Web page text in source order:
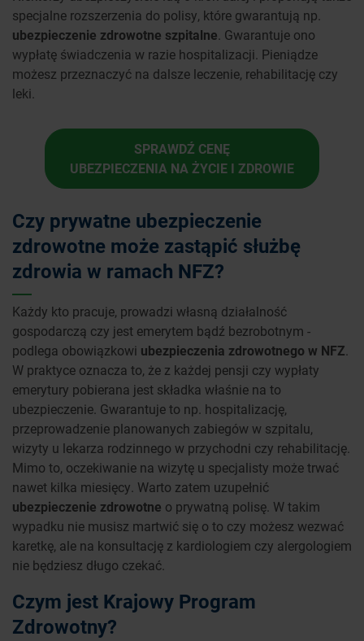
specjalne rozszerzenia do polisy, które gwarantują np.
ubezpieczenie zdrowotne szpitalne. Gwarantuje ono
wypłatę świadczenia w razie hospitalizacji. Pieniądze
możesz przeznaczyć na dalsze leczenie, rehabilitację czy
leki.
SPRAWDŹ CENĘ
UBEZPIECZENIA NA ŻYCIE I ZDROWIE
Czy prywatne ubezpieczenie
zdrowotne może zastąpić służbę
zdrowia w ramach NFZ?
Każdy kto pracuje, prowadzi własną działalność
gospodarczą czy jest emerytem bądź bezrobotnym -
podlega obowiązkowi ubezpieczenia zdrowotnego w NFZ.
W praktyce oznacza to, że z każdej pensji czy wypłaty
emerytury pobierana jest składka właśnie na to
ubezpieczenie. Gwarantuje to np. hospitalizację,
przeprowadzenie planowanych zabiegów w szpitalu,
wizyty u lekarza rodzinnego w przychodni czy rehabilitację.
Mimo to, oczekiwanie na wizytę u specjalisty może trwać
nawet kilka miesięcy. Warto zatem uzupełnić
ubezpieczenie zdrowotne o prywatną polisę. W takim
wypadku nie musisz martwić się o to czy możesz wezwać
karetkę, ale na konsultację z kardiologiem czy alergologiem
nie będziesz długo czekać.
Czym jest Krajowy Program
Zdrowotny?